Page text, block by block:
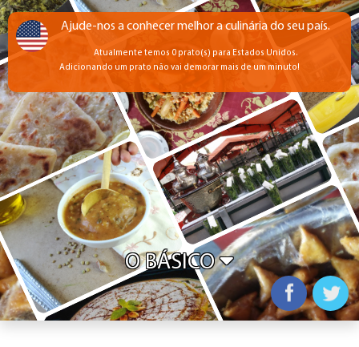
O BÁSICO
Ajude-nos a conhecer melhor a culinária do seu país.
Atualmente temos 0 prato(s) para Estados Unidos.
Adicionando um prato não vai demorar mais de um minuto!